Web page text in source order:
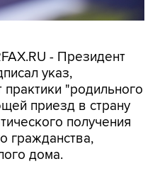
- Президент
указ,
"родильного
приезд в страну
получения
гражданства,
дома.